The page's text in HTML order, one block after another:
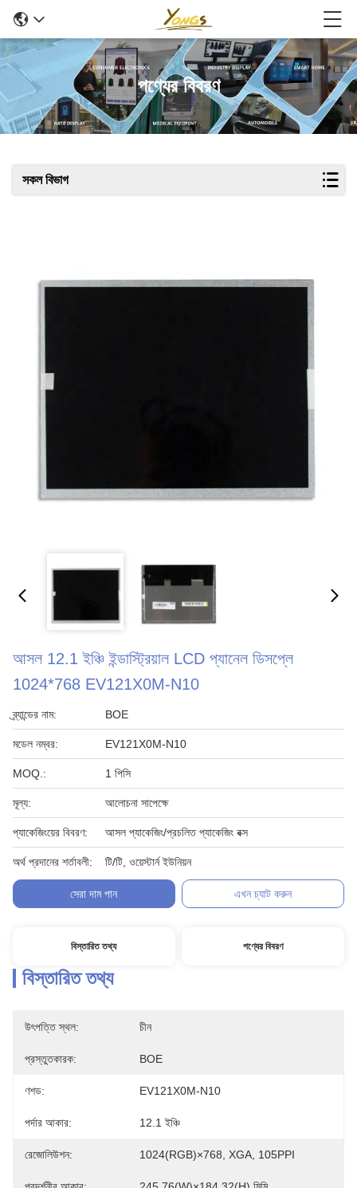
পণ্যের বিবরণ
সকল বিভাগ
আসল 12.1 ইঞ্চি ইন্ডাস্ট্রিয়াল LCD প্যানেল ডিসপ্লে
1024*768 EV121X0M-N10
ব্র্যান্ডের নাম: BOE
মডেল নম্বর: EV121X0M-N10
MOQ.: 1 পিসি
মূল্য: আলোচনা সাপেক্ষে
প্যাকেজিংয়ের বিবরণ: আসল প্যাকেজিং/প্রচলিত প্যাকেজিং বক্স
অর্থ প্রদানের শর্তাবলী: টি/টি, ওয়েস্টার্ন ইউনিয়ন
সেরা দাম পান এখন চ্যাট করুন
বিস্তারিত তথ্য পণ্যের বিবরণ
বিস্তারিত তথ্য
উৎপত্তি স্থল: চীন
প্রস্তুতকারক: BOE
ণশড: EV121X0M-N10
পর্দার আকার: 12.1 ইঞ্চি
রেজোলিউশন: 1024(RGB)×768, XGA, 105PPI